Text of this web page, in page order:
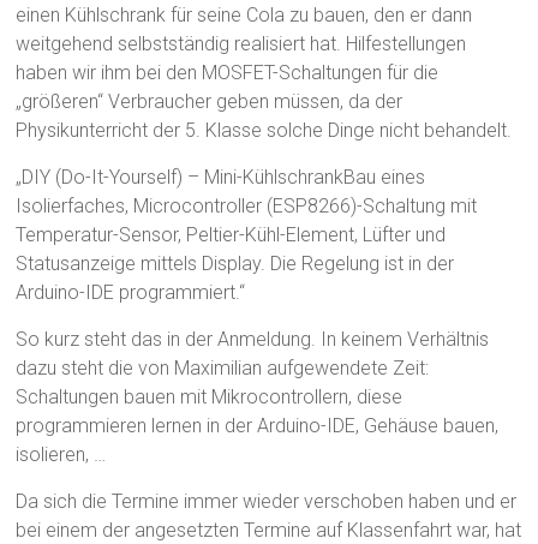
einen Kühlschrank für seine Cola zu bauen, den er dann
weitgehend selbstständig realisiert hat. Hilfestellungen
haben wir ihm bei den MOSFET-Schaltungen für die
„größeren“ Verbraucher geben müssen, da der
Physikunterricht der 5. Klasse solche Dinge nicht behandelt.
„DIY (Do-It-Yourself) – Mini-KühlschrankBau eines
Isolierfaches, Microcontroller (ESP8266)-Schaltung mit
Temperatur-Sensor, Peltier-Kühl-Element, Lüfter und
Statusanzeige mittels Display. Die Regelung ist in der
Arduino-IDE programmiert.“
So kurz steht das in der Anmeldung. In keinem Verhältnis
dazu steht die von Maximilian aufgewendete Zeit:
Schaltungen bauen mit Mikrocontrollern, diese
programmieren lernen in der Arduino-IDE, Gehäuse bauen,
isolieren, …
Da sich die Termine immer wieder verschoben haben und er
bei einem der angesetzten Termine auf Klassenfahrt war, hat